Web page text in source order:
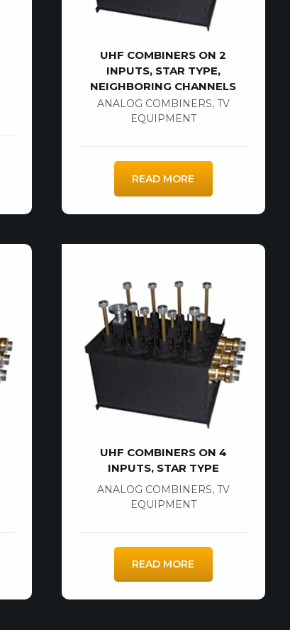
UHF COMBINERS ON 2
INPUTS, STAR TYPE,
NEIGHBORING CHANNELS
ANALOG COMBINERS, TV
EQUIPMENT
READ MORE
UHF COMBINERS ON 4
INPUTS, STAR TYPE
ANALOG COMBINERS, TV
EQUIPMENT
READ MORE